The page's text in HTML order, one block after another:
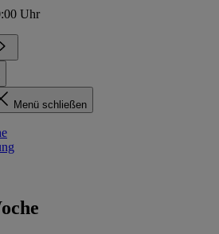
Uhr
Menü schließen